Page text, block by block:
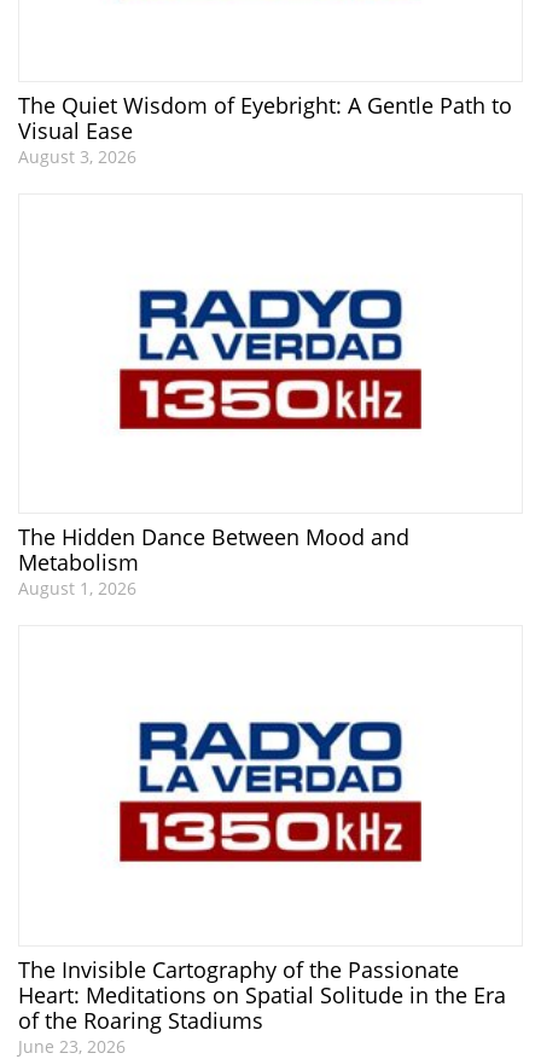
The Quiet Wisdom of Eyebright: A Gentle Path to
Visual Ease
August 3, 2026
The Hidden Dance Between Mood and
Metabolism
August 1, 2026
The Invisible Cartography of the Passionate
Heart: Meditations on Spatial Solitude in the Era
of the Roaring Stadiums
June 23, 2026